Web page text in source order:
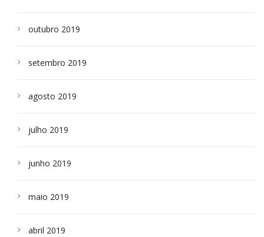
outubro 2019
setembro 2019
agosto 2019
julho 2019
junho 2019
maio 2019
abril 2019